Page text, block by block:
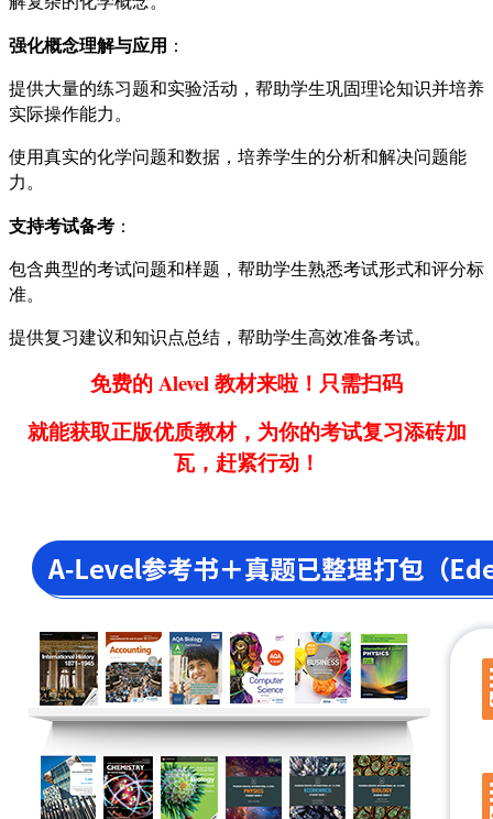
强化概念理解与应用 ：
提供大量的练习题和实验活动，帮助学生巩固理论知识并培养
实际操作能力。
使用真实的化学问题和数据，培养学生的分析和解决问题能
力。
支持考试备考 ：
包含典型的考试问题和样题，帮助学生熟悉考试形式和评分标
准。
提供复习建议和知识点总结，帮助学生高效准备考试。
免费的 Alevel 教材来啦！只需扫码
就能获取正版优质教材，为你的考试复习添砖加
瓦，赶紧行动！